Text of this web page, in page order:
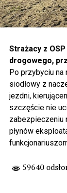
Strażacy z
drogowego,
Po przybyciu
siodłowy z
jezdni,
szczęście nie
zabezpieczeniu
płynów
59640